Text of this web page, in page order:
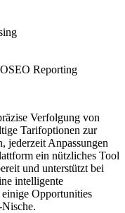
SEO Reporting
Verfolgung von
Tarifoptionen zur
jederzeit Anpassungen
ein nützliches Tool
und unterstützt bei
intelligente
einige Opportunities
Nische.